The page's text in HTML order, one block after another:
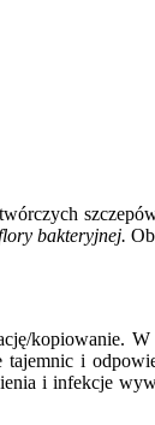
bakteryjnej.
kopiowanie. W
i
i infekcje